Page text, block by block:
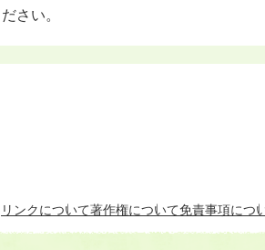
さい。
リンクについて著作権について免責事項につ